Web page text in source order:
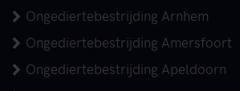
Ongediertebestrijding Arnhem
Ongediertebestrijding Amersfoort
Ongediertebestrijding Apeldoorn